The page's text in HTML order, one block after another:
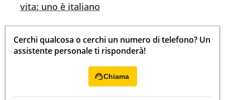
vita: uno è italiano
Cerchi qualcosa o cerchi un numero di telefono? Un
assistente personale ti risponderà!
Chiama